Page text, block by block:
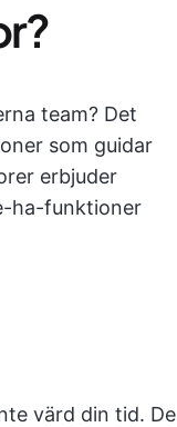
team? Det
som guidar
erbjuder
ha-funktioner
värd din tid. De